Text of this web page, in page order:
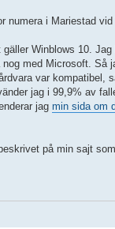
numera i Mariestad
Winblows 10.
med Microsoft. Så
var kompatibel,
jag i 99,9% av
jag min sida om
på min sajt